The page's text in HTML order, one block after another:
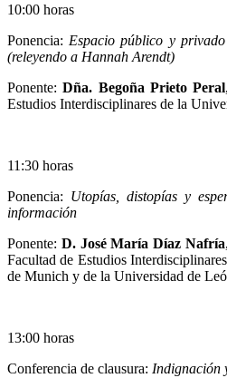
10:00 horas
Ponencia: Espacio público y
(releyendo a Hannah Arendt)
Ponente:Dña. Begoña Prieto Peral
Estudios Interdisciplinares de la
11:30 horas
Ponencia: Utopías, distopías y
información
Ponente: D. José María Díaz Nafría
Facultad de Estudios
de Munich y de la Universidad de
13:00 horas
Conferencia de clausura: Indignación